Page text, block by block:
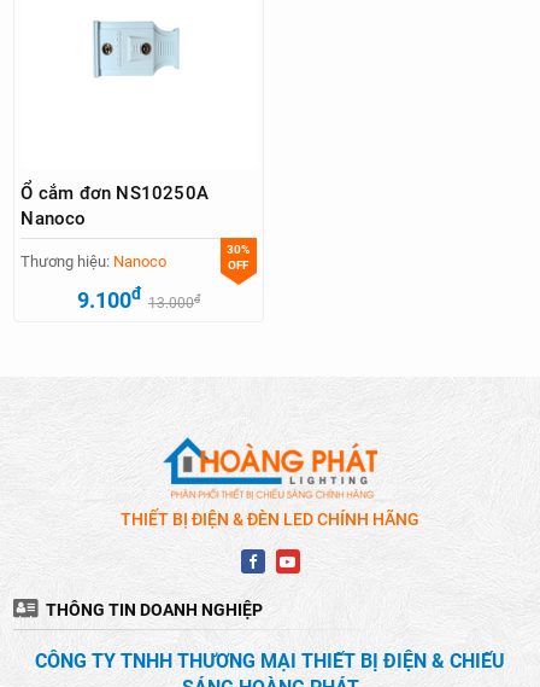
Ổ cắm đơn NS10250A
Nanoco
30%
OFF
Thương hiệu: Nanoco
9.100đ 13.000đ
THIẾT BỊ ĐIỆN & ĐÈN LED CHÍNH HÃNG
THÔNG TIN DOANH NGHIỆP
CÔNG TY TNHH THƯƠNG MẠI THIẾT BỊ ĐIỆN & CHIẾU